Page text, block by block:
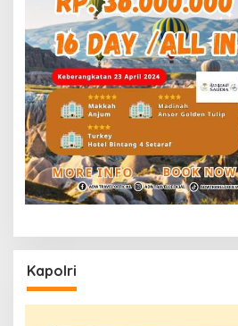
Kapolri